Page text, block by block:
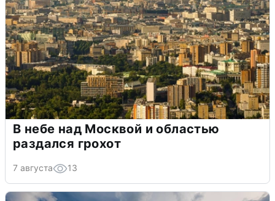
В небе над Москвой и областью
раздался грохот
7 августа 13